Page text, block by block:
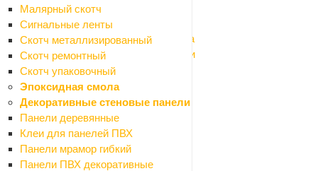
Малярный скотч
Сигнальные ленты
Скотч металлизированный
Скотч ремонтный
Скотч упаковочный
Эпоксидная смола
Декоративные стеновые панели
Панели деревянные
Клеи для панелей ПВХ
Панели мрамор гибкий
Панели ПВХ декоративные
Емкости строительные
Инструмент малярно-штукатурный
Инструмент для резки кафеля и стекла
Инструмент для шлифования и заточки
Ключи гаечные, головки торцевые
Ломы, гвоздодеры, монтировки, кирки
Напильники, надфили
Ножи и лезвия
Ножницы бытовые
Ножницы по металлу
Отвертки